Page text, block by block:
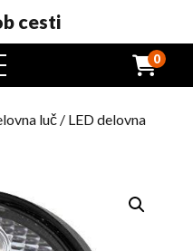
cesti
0
luč / LED delovna